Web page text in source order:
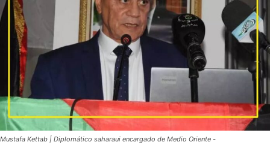
Mustafa Kettab | Diplomático saharaui encargado de Medio Oriente -